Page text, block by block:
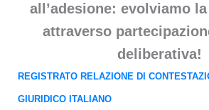
all’adesione: evolviamo
attraverso
deliberativa!
REGISTRATO RELAZIONE DI
GIURIDICO ITALIANO